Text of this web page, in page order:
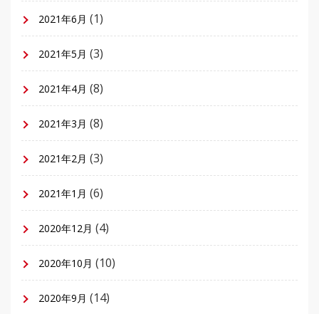
2021年6月 (1)
2021年5月 (3)
2021年4月 (8)
2021年3月 (8)
2021年2月 (3)
2021年1月 (6)
2020年12月 (4)
2020年10月 (10)
2020年9月 (14)